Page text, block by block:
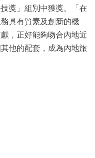
獎」組別中獲獎。「在
具有質素及創新的機
，正好能夠吻合內地近
他的配套，成為內地旅